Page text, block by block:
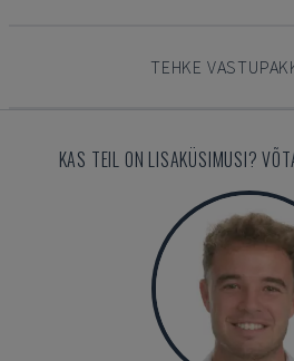
TEHKE
KAS TEIL ON LISAKÜSIMUSI?